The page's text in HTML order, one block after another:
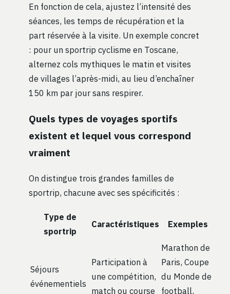
En fonction de cela, ajustez l’intensité des
séances, les temps de récupération et la
part réservée à la visite. Un exemple concret
: pour un sportrip cyclisme en Toscane,
alternez cols mythiques le matin et visites
de villages l’après-midi, au lieu d’enchaîner
150 km par jour sans respirer.
Quels types de voyages sportifs
existent et lequel vous correspond
vraiment
On distingue trois grandes familles de
sportrip, chacune avec ses spécificités :
Type de
sportrip
Caractéristiques Exemples
Séjours
événementiels
Participation à
une compétition,
match ou course
Marathon de
Paris, Coupe
du Monde de
football,